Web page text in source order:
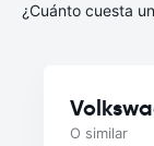
¿Cuánto cuesta
O similar